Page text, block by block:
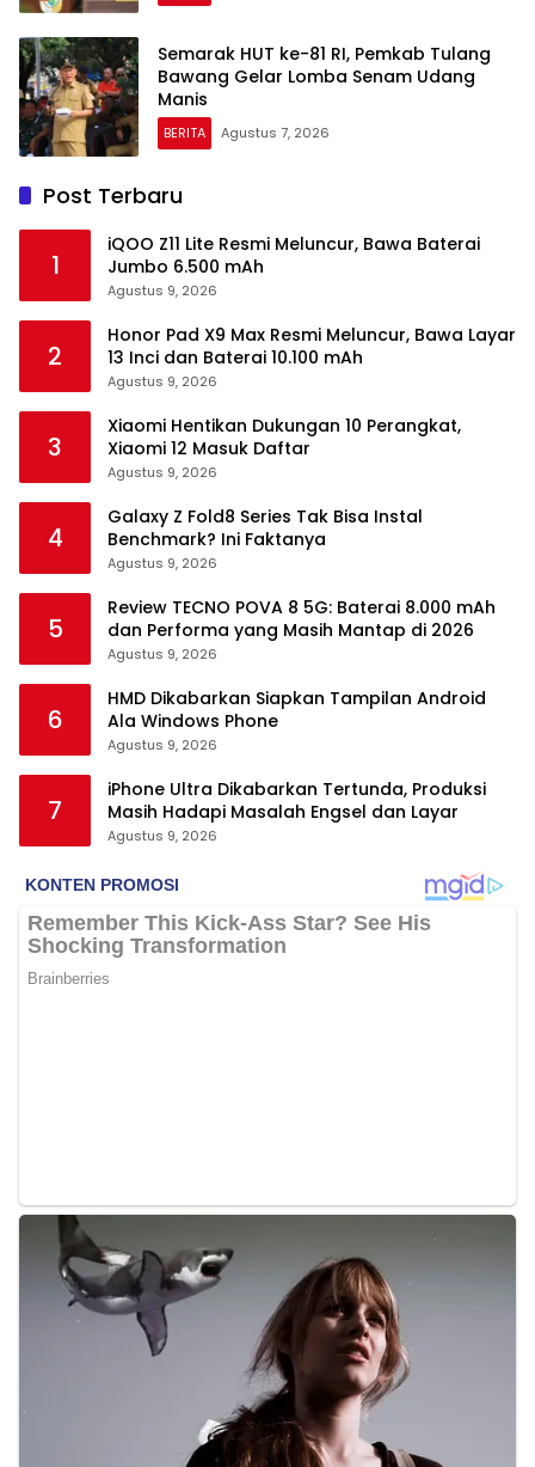
Semarak HUT ke-81 RI, Pemkab Tulang
Bawang Gelar Lomba Senam Udang
Manis
BERITA Agustus 7, 2026
Post Terbaru
1
iQOO Z11 Lite Resmi Meluncur, Bawa Baterai
Jumbo 6.500 mAh
Agustus 9, 2026
2
Honor Pad X9 Max Resmi Meluncur, Bawa Layar
13 Inci dan Baterai 10.100 mAh
Agustus 9, 2026
3
Xiaomi Hentikan Dukungan 10 Perangkat,
Xiaomi 12 Masuk Daftar
Agustus 9, 2026
4
Galaxy Z Fold8 Series Tak Bisa Instal
Benchmark? Ini Faktanya
Agustus 9, 2026
5
Review TECNO POVA 8 5G: Baterai 8.000 mAh
dan Performa yang Masih Mantap di 2026
Agustus 9, 2026
6
HMD Dikabarkan Siapkan Tampilan Android
Ala Windows Phone
Agustus 9, 2026
7
iPhone Ultra Dikabarkan Tertunda, Produksi
Masih Hadapi Masalah Engsel dan Layar
Agustus 9, 2026